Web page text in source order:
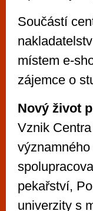
Součástí
místem e-
zájemce o
Nový život
Vznik
pekařství,
univerzity s